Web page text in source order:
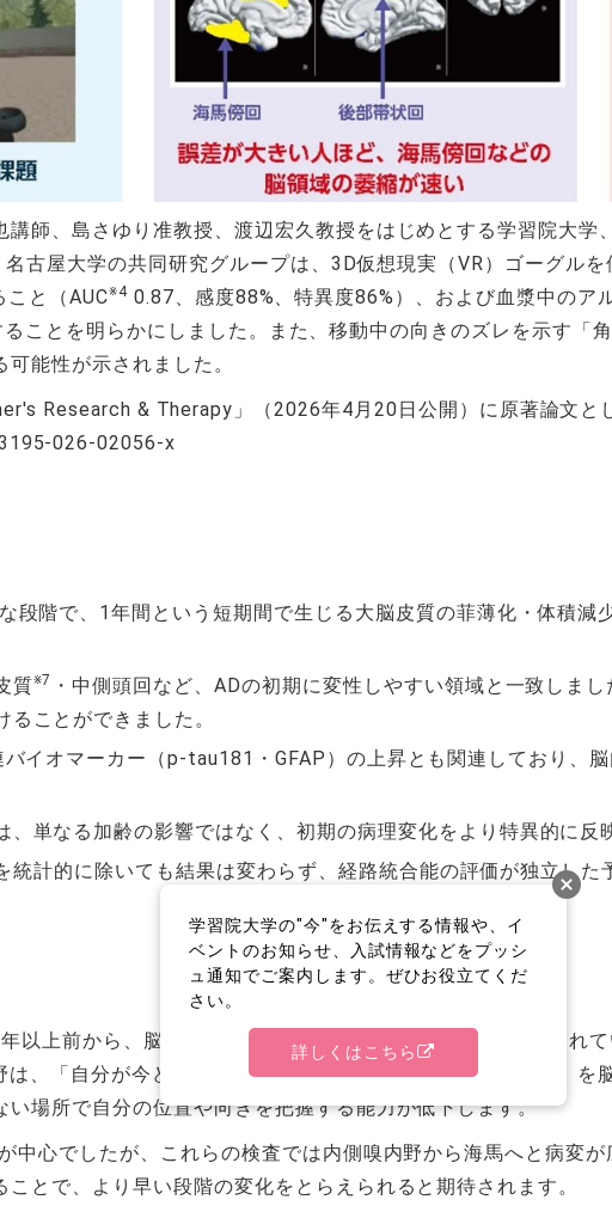
師、島さゆり准教授、渡辺宏久教授をはじめとする学習院大学
古屋大学の共同研究グループは、3D仮想現実（VR）ゴーグル
こと（AUC※40.87、感度88%、特異度86%）、および血漿中のア
ことを明らかにしました。また、移動中の向きのズレを示す「
能性が示されました。
Research & Therapy」（2026年4月20日公開）に原著論文と
026-02056-x
段階で、1年間という短期間で生じる大脳皮質の菲薄化・体積減
質※7
・中側頭回など、ADの初期に変性しやすい領域と一致しま
ことができました。
イオマーカー（p-tau181・GFAP）の上昇とも関連しており、
単なる加齢の影響ではなく、初期の病理変化をより特異的に反
統計的に除いても結果は変わらず、経路統合能の評価が独立した
以上前から、脳の中で静かに変化が始まっていることが知られ
は、「自分が今どこにいるか」「どの方向に向かっているか」
場所で自分の位置や向きを把握する能力が低下します。
心でしたが、これらの検査では内側嗅内野から海馬へと病変
とで、より早い段階の変化をとらえられると期待されます。
学習院大学の"今"をお伝えする情報や、イ
ベントのお知らせ、入試情報などをプッシ
ュ通知でご案内します。ぜひお役立てくだ
さい。
詳しくはこちら